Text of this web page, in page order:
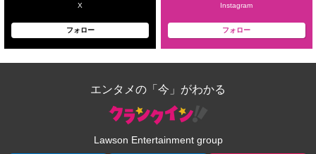
X
フォロー
Instagram
フォロー
エンタメの「今」がわかる
Lawson Entertainment group